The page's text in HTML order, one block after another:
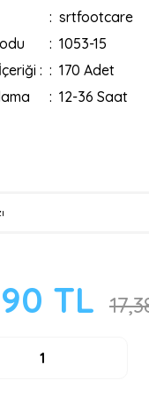
srtfootcare
1053-15
:
170 Adet
12-36 Saat
TL